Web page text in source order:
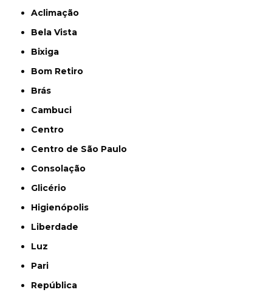
Aclimação
Bela Vista
Bixiga
Bom Retiro
Brás
Cambuci
Centro
Centro de São Paulo
Consolação
Glicério
Higienópolis
Liberdade
Luz
Pari
República